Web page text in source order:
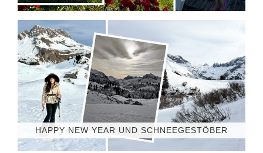
HAPPY NEW YEAR UND SCHNEEGESTÖBER